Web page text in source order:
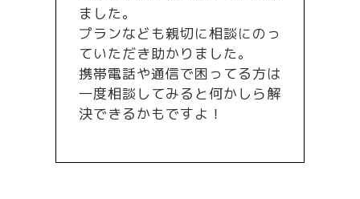
ました。
プランなども親切に相談にのっ
ていただき助かりました。
携帯電話や通信で困ってる方は
一度相談してみると何かしら解
決できるかもですよ！